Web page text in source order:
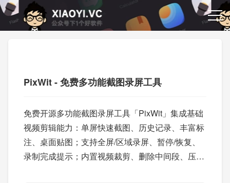
PixWit - 免费多功能截图录屏工具
免费开源多功能截图录屏工具「PixWit」集成基础
视频剪辑能力：单屏快速截图、历史记录、丰富标
注、桌面贴图；支持全屏/区域录屏、暂停/恢复、
录制完成提示；内置视频裁剪、删除中间段、压缩